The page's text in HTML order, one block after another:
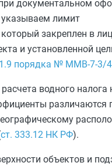
документальном
указываем лимит
закреплен в
и установленной
порядка № ММВ-7-3/
водного налога
различаются
ст. 333.12 НК РФ).
объектов и